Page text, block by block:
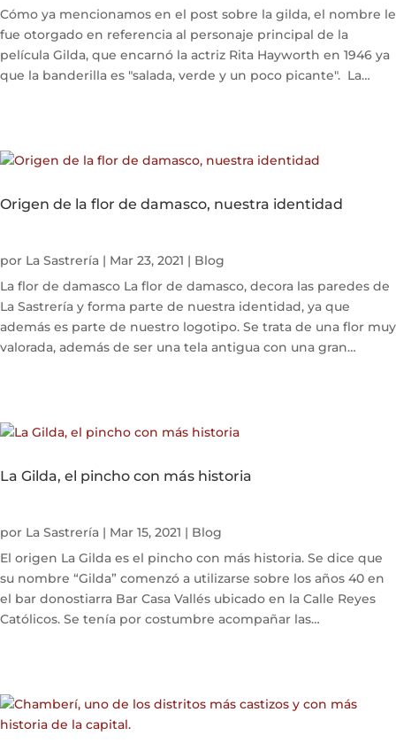
Cómo ya mencionamos en el post sobre la gilda, el nombre le
fue otorgado en referencia al personaje principal de la
película Gilda, que encarnó la actriz Rita Hayworth en 1946 ya
que la banderilla es "salada, verde y un poco picante". La
Origen de la flor de damasco, nuestra identidad
por La Sastrería | Mar 23, 2021 | Blog
La flor de damasco La flor de damasco, decora las paredes de
La Sastrería y forma parte de nuestra identidad, ya que
además es parte de nuestro logotipo. Se trata de una flor muy
valorada, además de ser una tela antigua con una gran
La Gilda, el pincho con más historia
por La Sastrería | Mar 15, 2021 | Blog
El origen La Gilda es el pincho con más historia. Se dice que
su nombre “Gilda” comenzó a utilizarse sobre los años 40 en
el bar donostiarra Bar Casa Vallés ubicado en la Calle Reyes
Católicos. Se tenía por costumbre acompañar las